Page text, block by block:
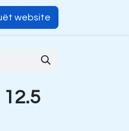
website